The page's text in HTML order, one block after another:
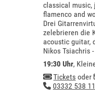
classical music,
flamenco and
Drei
zelebrieren die
acoustic guitar,
Nikos Tsiachris
19:30 Uhr,
Tickets oder
03332 538